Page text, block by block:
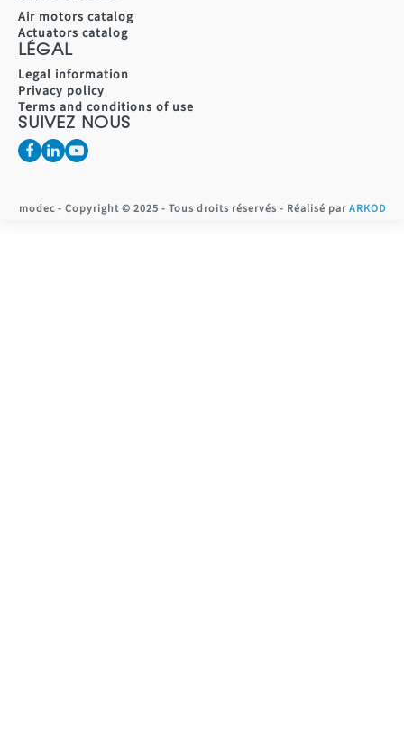
Air motors catalog
Actuators catalog
LÉGAL
Legal information
Privacy policy
Terms and conditions of use
SUIVEZ NOUS
modec - Copyright © 2025 - Tous droits réservés - Réalisé parARKOD